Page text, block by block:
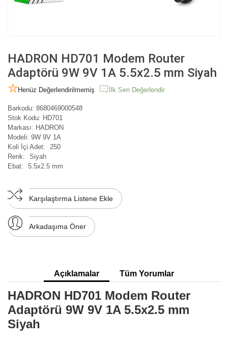
HADRON HD701 Modem Router
Adaptörü 9W 9V 1A 5.5x2.5 mm Siyah
Henüz Değerlendirilmemiş İlk Sen Değerlendir
Barkodu: 8680469000548
Stok Kodu: HD701
Markası: HADRON
Modeli: 9W 9V 1A
Koli İçi Adet:
250
Renk:
Siyah
Ebat:
5.5x2.5 mm
Karşılaştırma Listene Ekle
Arkadaşıma Öner
Açıklamalar Tüm Yorumlar
HADRON HD701 Modem Router
Adaptörü 9W 9V 1A 5.5x2.5 mm
Siyah